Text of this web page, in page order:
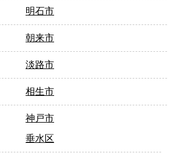
明石市
朝来市
淡路市
相生市
神戸市
垂水区